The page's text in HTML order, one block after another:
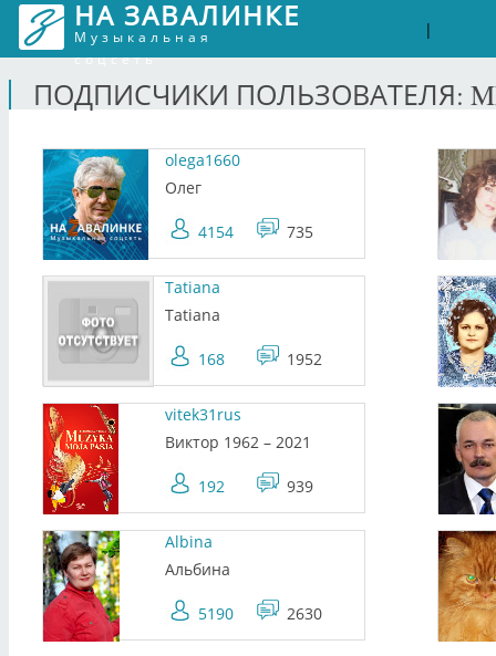
НА ЗАВАЛИНКЕ
Музыкальная
соцсеть
|
ПОДПИСЧИКИ ПОЛЬЗОВАТЕЛЯ:
olega1660
Олег
4154 735
Tatiana
Tatiana
168 1952
vitek31rus
Виктор 1962 – 2021
192 939
Albina
Альбина
5190 2630